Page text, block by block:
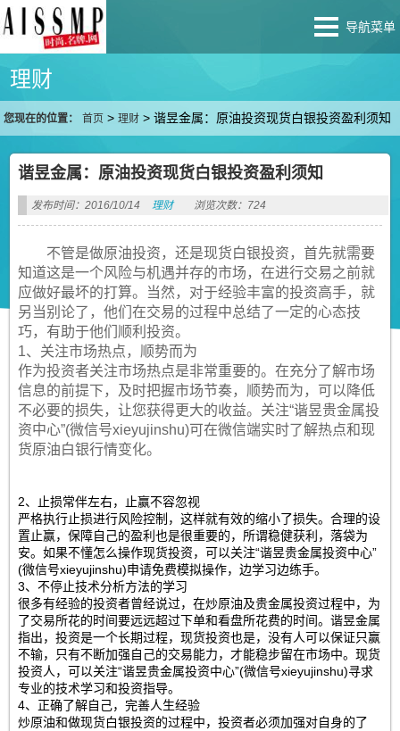
导航菜单
理财
您现在的位置： 首页 >理财 >谐昱金属：原油投资现货白银投资盈利须知
谐昱金属：原油投资现货白银投资盈利须知
发布时间：2016/10/14 理财 浏览次数：724
不管是做原油投资，还是现货白银投资，首先就需要
知道这是一个风险与机遇并存的市场，在进行交易之前就
应做好最坏的打算。当然，对于经验丰富的投资高手，就
另当别论了，他们在交易的过程中总结了一定的心态技
巧，有助于他们顺利投资。
1、关注市场热点，顺势而为
作为投资者关注市场热点是非常重要的。在充分了解市场
信息的前提下，及时把握市场节奏，顺势而为，可以降低
不必要的损失，让您获得更大的收益。关注“谐昱贵金属投
资中心”(微信号xieyujinshu)可在微信端实时了解热点和现
货原油白银行情变化。
2、止损常伴左右，止赢不容忽视
严格执行止损进行风险控制，这样就有效的缩小了损失。合理的设
置止赢，保障自己的盈利也是很重要的，所谓稳健获利，落袋为
安。如果不懂怎么操作现货投资，可以关注“谐昱贵金属投资中心”
(微信号xieyujinshu)申请免费模拟操作，边学习边练手。
3、不停止技术分析方法的学习
很多有经验的投资者曾经说过，在炒原油及贵金属投资过程中，为
了交易所花的时间要远远超过下单和看盘所花费的时间。谐昱金属
指出，投资是一个长期过程，现货投资也是，没有人可以保证只赢
不输，只有不断加强自己的交易能力，才能稳步留在市场中。现货
投资人，可以关注“谐昱贵金属投资中心”(微信号xieyujinshu)寻求
专业的技术学习和投资指导。
4、正确了解自己，完善人生经验
炒原油和做现货白银投资的过程中，投资者必须加强对自身的了